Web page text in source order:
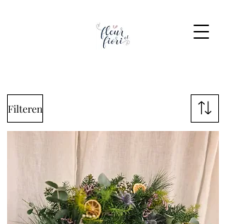
Filteren